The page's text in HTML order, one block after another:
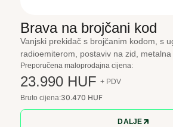
Brava na brojčani kod
Vanjski prekidač s brojčanim kodom, s
radioemiterom, postaviv na zid,
Preporučena maloprodajna cijena:
23.990 HUF + PDV
Bruto cijena:30.470 HUF
DALJE